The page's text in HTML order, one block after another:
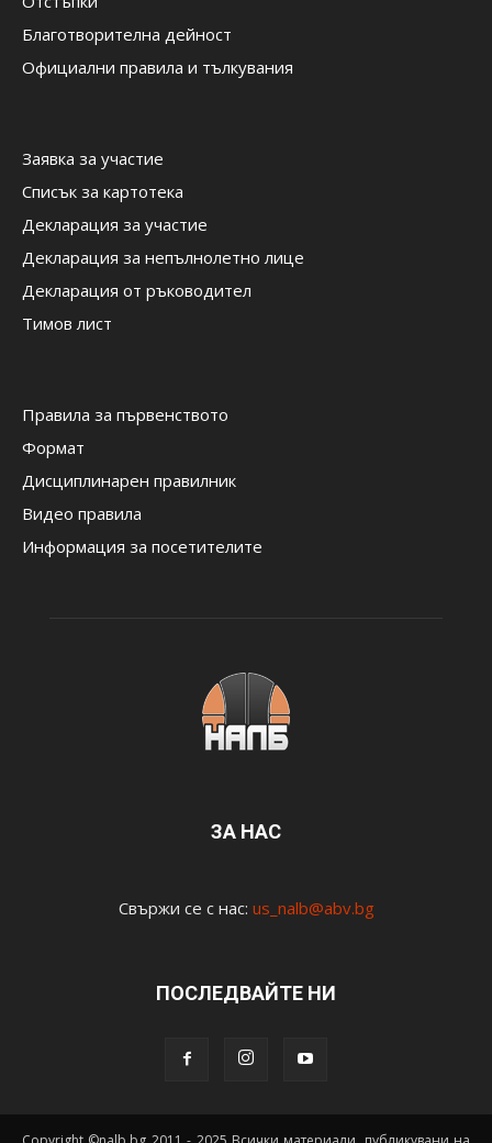
Благотворителна дейност
Официални правила и тълкувания
Заявка за участие
Списък за картотека
Декларация за участие
Декларация за непълнолетно лице
Декларация от ръководител
Тимов лист
Правила за първенството
Формат
Дисциплинарен правилник
Видео правила
Информация за посетителите
ЗА НАС
Свържи се с нас: us_nalb@abv.bg
ПОСЛЕДВАЙТЕ НИ